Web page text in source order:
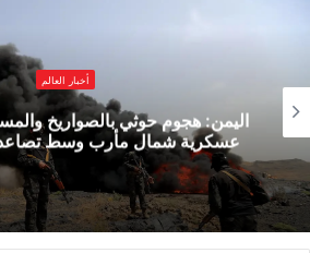
مدنيين، كما تطرقت إلى الهجمات
قوات سوريا الديمقراطية مدعومة
للتحالف والتي أدت إلى مقتل
الشحيل بمحافظة دير الزور.
الوسوم الاامم المتحدة سوريا
أخبار العالم
اليمن: هجوم حوثي بالصواريخ
عسكرية شمال مأرب وسط تصاعد